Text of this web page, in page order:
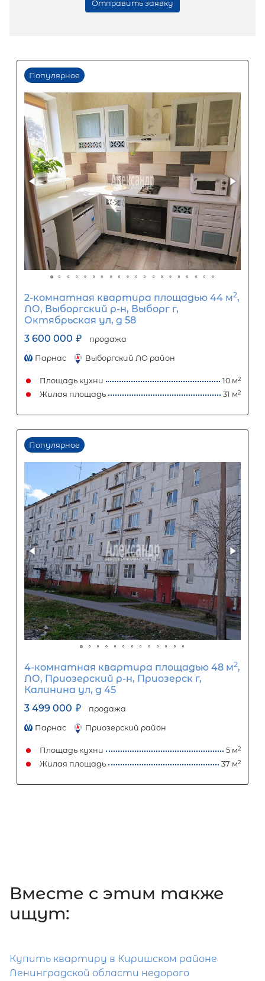
2-комнатная квартира площадью
ЛО, Выборгский р-н, Глебычево пос,
Офицерская ул, д 8
2 850 000 ₽ продажа
Площадь Ленина
Площадь кухни
Популярное
3-комнатная квартира площадью
ЛО, Приозерский р-н, Приозерск г,
3 200 000 ₽ продажа
Мы поможем подобрать
сжатые сроки
Вместе c этим также
ищут:
Купить квартиру в Киришском районе
Ленинградской области недорого